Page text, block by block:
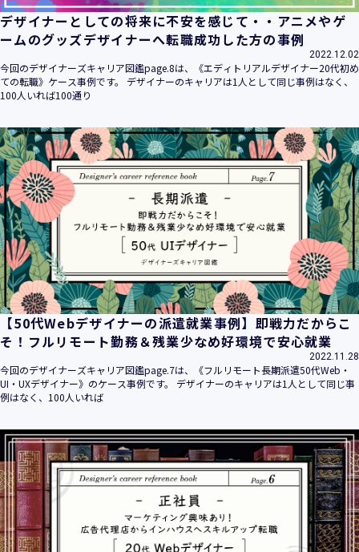
デザイナーとしての将来に不安を感じて・・アニメやゲ
ームのグッズデザイナーへ転職成功した方の事例
2022.12.02
今回のデザイナーズキャリア図鑑page.8は、《エディトリアルデザイナー20代初め
ての転職》ケース事例です。 デザイナーのキャリアは1人として同じ事例はなく、
100人いれば100通り
【50代Webデザイナーの派遣就業事例】即戦力だからこ
そ！フルリモート勤務＆残業少なめ好環境で安心就業
2022.11.28
今回のデザイナーズキャリア図鑑page.7は、《フルリモート長期派遣50代Web・
UI・UXデザイナー》のケース事例です。 デザイナーのキャリアは1人として同じ事
例はなく、100人いれば